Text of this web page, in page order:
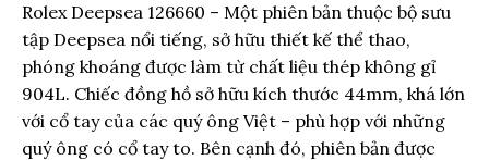
Rolex Deepsea 126660 – Một phiên bản thuộc bộ sưu
tập Deepsea nổi tiếng, sở hữu thiết kế thể thao,
phóng khoáng được làm từ chất liệu thép không gỉ
904L. Chiếc đồng hồ sở hữu kích thước 44mm, khá lớn
với cổ tay của các quý ông Việt – phù hợp với những
quý ông có cổ tay to. Bên cạnh đó, phiên bản được